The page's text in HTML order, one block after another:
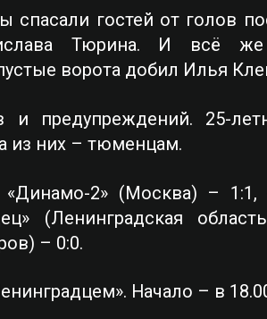
спасали гостей от голов
Тюрина. И всё же
ворота добил Илья
предупреждений. 25-
из них – тюменцам.
«Динамо-2» (Москва) –
(Ленинградская
– 0:0.
Начало – в